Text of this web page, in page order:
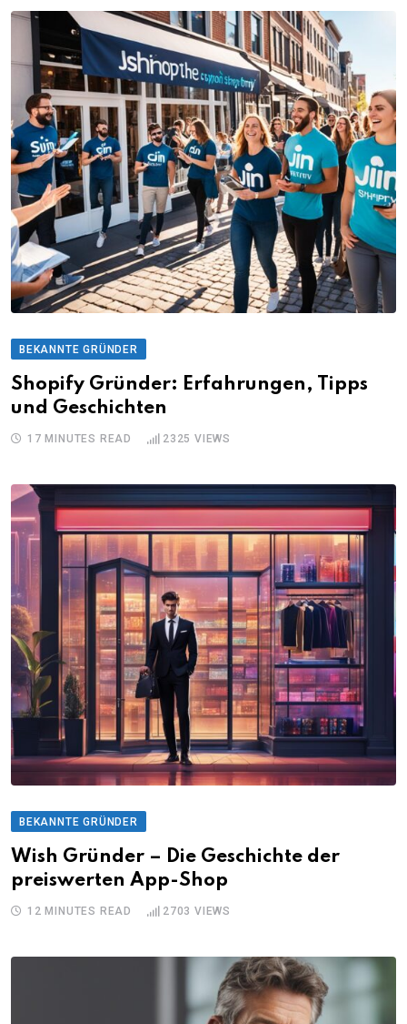
BEKANNTE GRÜNDER
Shopify Gründer: Erfahrungen, Tipps
und Geschichten
17 MINUTES READ 2325 VIEWS
BEKANNTE GRÜNDER
Wish Gründer – Die Geschichte der
preiswerten App-Shop
12 MINUTES READ 2703 VIEWS